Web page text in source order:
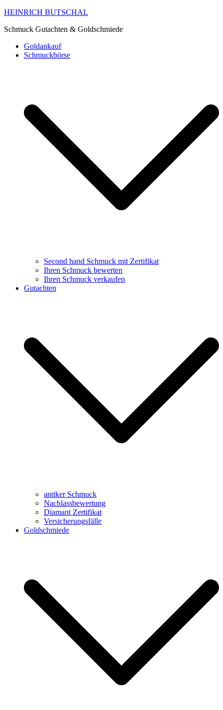
HEINRICH BUTSCHAL
Schmuck Gutachten & Goldschmiede
Goldankauf
Schmuckbörse
Second hand Schmuck mit Zertifikat
Ihren Schmuck bewerten
Ihren Schmuck verkaufen
Gutachten
antiker Schmuck
Nachlassbewertung
Diamant Zertifikat
Versicherungsfälle
Goldschmiede